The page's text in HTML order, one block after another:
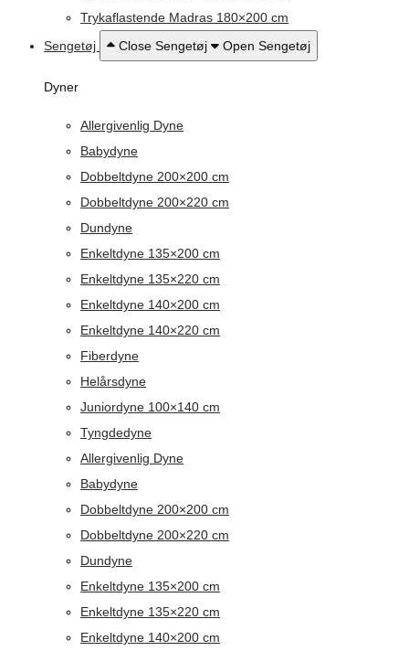
Trykaflastende Madras 180×200 cm
Sengetøj
Close Sengetøj Open Sengetøj
Dyner
Allergivenlig Dyne
Babydyne
Dobbeltdyne 200×200 cm
Dobbeltdyne 200×220 cm
Dundyne
Enkeltdyne 135×200 cm
Enkeltdyne 135×220 cm
Enkeltdyne 140×200 cm
Enkeltdyne 140×220 cm
Fiberdyne
Helårsdyne
Juniordyne 100×140 cm
Tyngdedyne
Allergivenlig Dyne
Babydyne
Dobbeltdyne 200×200 cm
Dobbeltdyne 200×220 cm
Dundyne
Enkeltdyne 135×200 cm
Enkeltdyne 135×220 cm
Enkeltdyne 140×200 cm